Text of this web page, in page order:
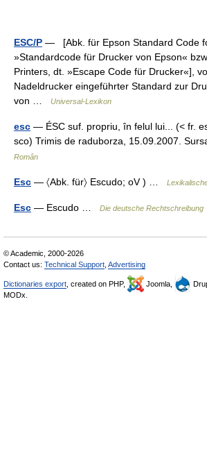
ESC/P — [Abk. für Epson Standard Code
»Standardcode für Drucker von Epson«
Printers, dt. »Escape Code für Drucker«],
Nadeldrucker eingeführter Standard zur
von …
Universal-Lexikon
esc — ÉSC suf. propriu, în felul lui... (< fr.
sco) Trimis de raduborza, 15.09.2007.
Român
Esc — 〈Abk. für〉 Escudo; oV ) …
Esc — Escudo … Die deutsche Rechtschreibung
© Academic, 2000-2026
Contact us: Technical Support Advertising
Dictionaries export , created on PHP, Joomla,
MODx.